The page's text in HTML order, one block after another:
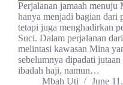
Perjalanan jamaah menuju
hanya menjadi bagian dari
tetapi juga menghadirkan
Suci. Dalam perjalanan
melintasi kawasan Mina
sebelumnya dipadati
ibadah haji, namun…
Mbah Uti
June